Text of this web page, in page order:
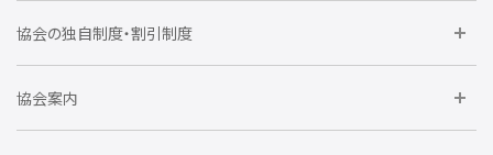
委員会に参加しよう
要望活動に参加しよう
協会の独自制度・割引制度
住宅瑕疵担保責任保険割引制度
協会案内